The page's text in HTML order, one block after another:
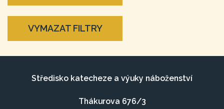
VYMAZAT FILTRY
Středisko katecheze a výuky náboženství
Thákurova 676/3